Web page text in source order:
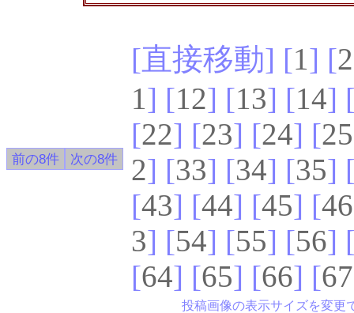
[直接移動] [1] [2
1] [12] [13] [14]
[22] [23] [24] [25
2] [33] [34] [35]
[43] [44] [45] [46
3] [54] [55] [56]
[64] [65] [66] [67
投稿画像の表示サイズを変更